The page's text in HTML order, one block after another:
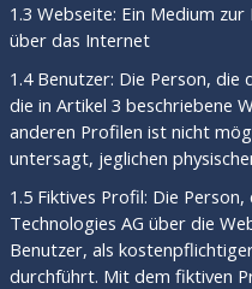
1.3 Webseite: Ein Medium
über das Internet
1.4 Benutzer: Die Person, die
die in Artikel 3 beschriebene
anderen Profilen ist nicht
untersagt, jeglichen
1.5 Fiktives Profil: Die
Technologies AG über die
Benutzer, als
durchführt. Mit dem fiktiven